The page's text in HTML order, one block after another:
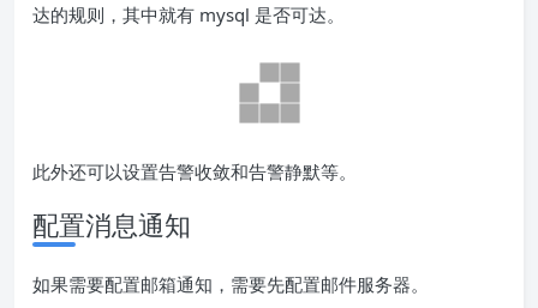
达的规则，其中就有 mysql 是否可达。
此外还可以设置告警收敛和告警静默等。
配置消息通知
如果需要配置邮箱通知，需要先配置邮件服务器。